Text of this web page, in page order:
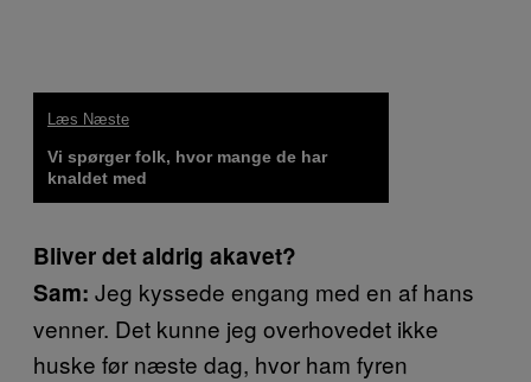
Bliver det aldrig akavet?
Sam: Jeg kyssede engang med en af hans
venner. Det kunne jeg overhovedet ikke
huske før næste dag, hvor ham fyren